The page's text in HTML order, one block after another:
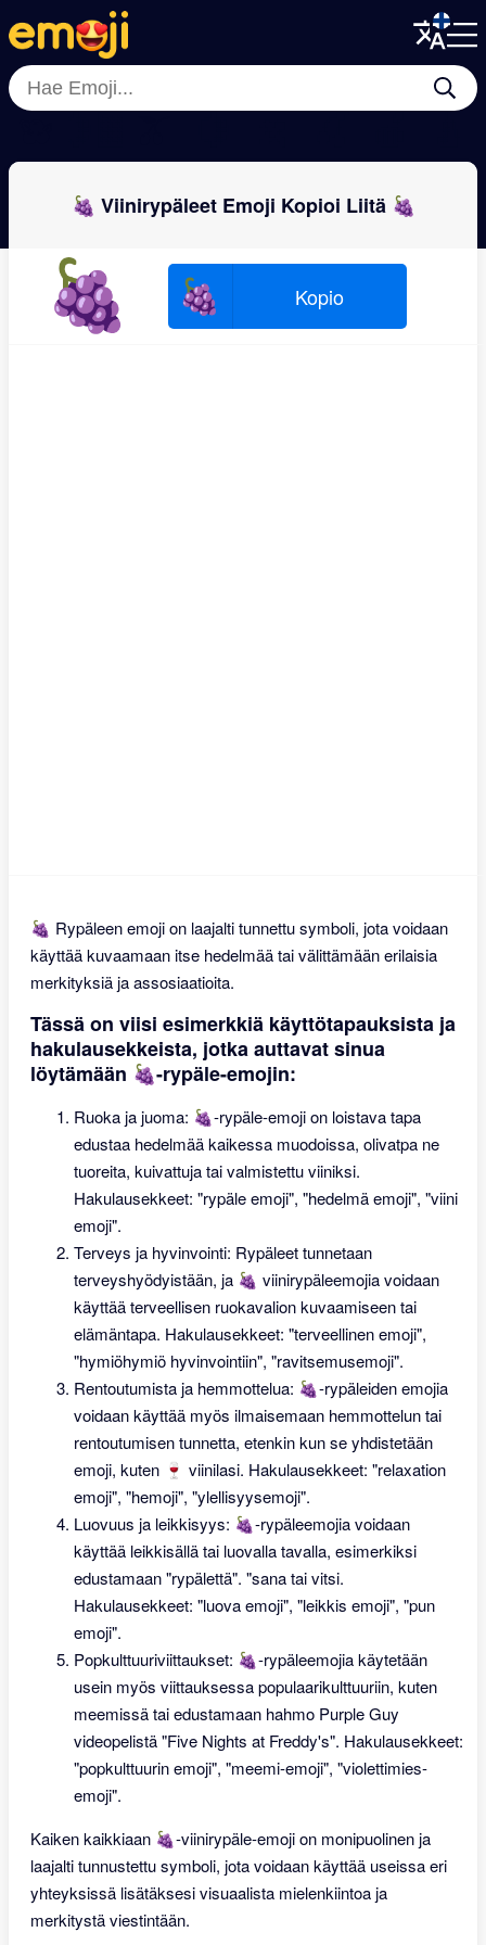
Menu
Close
Menu
Close
🍇 Viinirypäleet Emoji Kopioi Liitä 🍇
🍇 🍇 Kopio
🍇 Rypäleen emoji on laajalti tunnettu symboli, jota voidaan
käyttää kuvaamaan itse hedelmää tai välittämään erilaisia
merkityksiä ja assosiaatioita.
Tässä on viisi esimerkkiä käyttötapauksista ja
hakulausekkeista, jotka auttavat sinua
löytämään 🍇-rypäle-emojin:
Ruoka ja juoma: 🍇-rypäle-emoji on loistava tapa
edustaa hedelmää kaikessa muodoissa, olivatpa ne
tuoreita, kuivattuja tai valmistettu viiniksi.
Hakulausekkeet: "rypäle emoji", "hedelmä emoji", "viini
emoji".
Terveys ja hyvinvointi: Rypäleet tunnetaan
terveyshyödyistään, ja 🍇 viinirypäleemojia voidaan
käyttää terveellisen ruokavalion kuvaamiseen tai
elämäntapa. Hakulausekkeet: "terveellinen emoji",
"hymiöhymiö hyvinvointiin", "ravitsemusemoji".
Rentoutumista ja hemmottelua: 🍇-rypäleiden emojia
voidaan käyttää myös ilmaisemaan hemmottelun tai
rentoutumisen tunnetta, etenkin kun se yhdistetään
emoji, kuten 🍷 viinilasi. Hakulausekkeet: "relaxation
emoji", "hemoji", "ylellisyysemoji".
Luovuus ja leikkisyys: 🍇-rypäleemojia voidaan
käyttää leikkisällä tai luovalla tavalla, esimerkiksi
edustamaan "rypälettä". "sana tai vitsi.
Hakulausekkeet: "luova emoji", "leikkis emoji", "pun
emoji".
Popkulttuuriviittaukset: 🍇-rypäleemojia käytetään
usein myös viittauksessa populaarikulttuuriin, kuten
meemissä tai edustamaan hahmo Purple Guy
videopelistä "Five Nights at Freddy's". Hakulausekkeet:
"popkulttuurin emoji", "meemi-emoji", "violettimies-
emoji".
Kaiken kaikkiaan 🍇-viinirypäle-emoji on monipuolinen ja
laajalti tunnustettu symboli, jota voidaan käyttää useissa eri
yhteyksissä lisätäksesi visuaalista mielenkiintoa ja
merkitystä viestintään.